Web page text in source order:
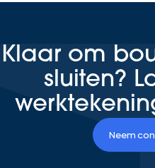
Klaar om
sluiten?
Neem